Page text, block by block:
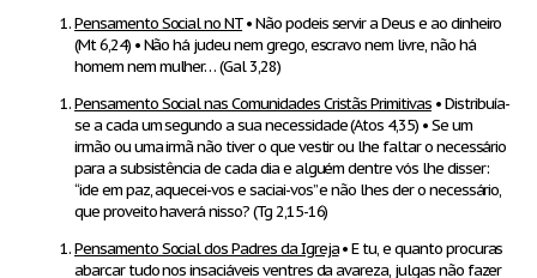
Pensamento Social no NT• Não podeis servir a Deus e ao dinheiro
(Mt 6,24) • Não há judeu nem grego, escravo nem livre, não há
homem nem mulher… (Gal 3,28)
Pensamento Social nas Comunidades Cristãs Primitivas• Distribuía-
se a cada um segundo a sua necessidade (Atos 4,35) • Se um
irmão ou uma irmã não tiver o que vestir ou lhe faltar o necessário
para a subsistência de cada dia e alguém dentre vós lhe disser:
“ide em paz, aquecei-vos e saciai-vos” e não lhes der o necessário,
que proveito haverá nisso? (Tg 2,15-16)
Pensamento Social dos Padres da Igreja• E tu, e quanto procuras
abarcar tudo nos insaciáveis ventres da avareza, julgas não fazer